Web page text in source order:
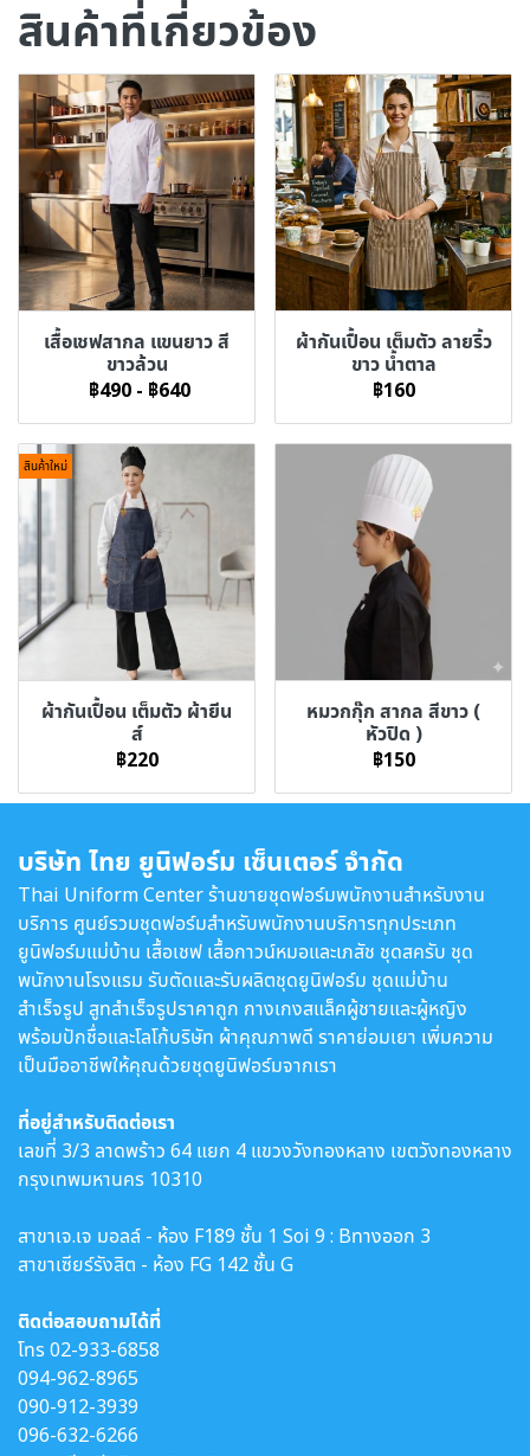
สินค้าที่เกี่ยวข้อง
เสื้อเชฟสากล แขนยาว สี
ขาวล้วน
฿490 - ฿640
ผ้ากันเปื้อน เต็มตัว ลายริ้ว
ขาว น้ำตาล
฿160
สินค้าใหม่
ผ้ากันเปื้อน เต็มตัว ผ้ายีน
ส์
฿220
หมวกกุ๊ก สากล สีขาว (
หัวปิด )
฿150
บริษัท ไทย ยูนิฟอร์ม เซ็นเตอร์ จำกัด
Thai Uniform Center ร้านขายชุดฟอร์มพนักงานสำหรับงาน
บริการ ศูนย์รวมชุดฟอร์มสำหรับพนักงานบริการทุกประเภท
ยูนิฟอร์มแม่บ้าน เสื้อเชฟ เสื้อกาวน์หมอและเภสัช ชุดสครับ ชุด
พนักงานโรงแรม รับตัดและรับผลิตชุดยูนิฟอร์ม ชุดแม่บ้าน
สำเร็จรูป สูทสำเร็จรูปราคาถูก กางเกงสแล็คผู้ชายและผู้หญิง
พร้อมปักชื่อและโลโก้บริษัท ผ้าคุณภาพดี ราคาย่อมเยา เพิ่มความ
เป็นมืออาชีพให้คุณด้วยชุดยูนิฟอร์มจากเรา
ที่อยู่สำหรับติดต่อเรา
เลขที่ 3/3 ลาดพร้าว 64 แยก 4 แขวงวังทองหลาง เขตวังทองหลาง
กรุงเทพมหานคร 10310
สาขาเจ.เจ มอลล์ - ห้อง F189 ชั้น 1 Soi 9 : Bทางออก 3
สาขาเซียร์รังสิต - ห้อง FG 142 ชั้น G
ติดต่อสอบถามได้ที่
โทร02-933-6858
094-962-8965
090-912-3939
096-632-6266